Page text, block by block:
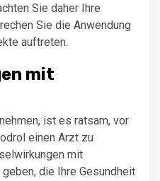
Sie daher Ihre
Sie die Anwendung
auftreten.
mit
ist es ratsam, vor
einen Arzt zu
mit
die Ihre Gesundheit